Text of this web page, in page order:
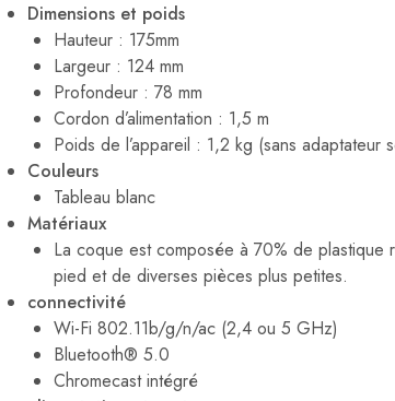
Dimensions et poids
Hauteur : 175mm
Largeur : 124 mm
Profondeur : 78 mm
Cordon d’alimentation : 1,5 m
Poids de l’appareil : 1,2 kg (sans adaptateur
Couleurs
Tableau blanc
Matériaux
La coque est composée à 70% de plastique
pied et de diverses pièces plus petites.
connectivité
Wi-Fi 802.11b/g/n/ac (2,4 ou 5 GHz)
Bluetooth® 5.0
Chromecast intégré